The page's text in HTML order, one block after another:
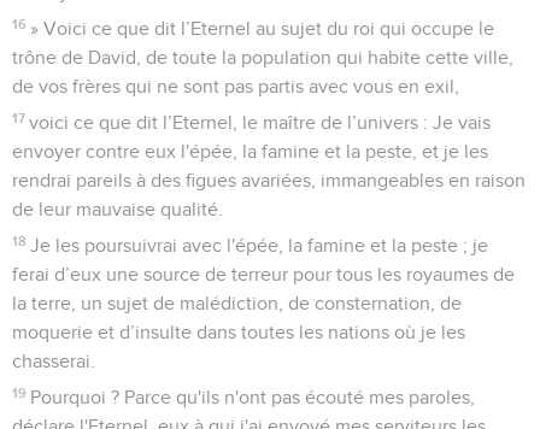
16 » Voici ce que dit l’Eternel au sujet du roi qui occupe le
trône de David, de toute la population qui habite cette ville,
de vos frères qui ne sont pas partis avec vous en exil,
17 voici ce que dit l’Eternel, le maître de l’univers : Je vais
envoyer contre eux l'épée, la famine et la peste, et je les
rendrai pareils à des figues avariées, immangeables en raison
de leur mauvaise qualité.
18 Je les poursuivrai avec l'épée, la famine et la peste ; je
ferai d’eux une source de terreur pour tous les royaumes de
la terre, un sujet de malédiction, de consternation, de
moquerie et d’insulte dans toutes les nations où je les
chasserai.
19 Pourquoi ? Parce qu'ils n'ont pas écouté mes paroles,